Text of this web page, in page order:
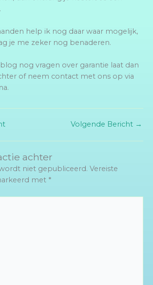
help ik nog daar waar mogelijk,
je me zeker nog benaderen.
nog vragen over garantie laat dan
of neem contact met ons op via
Volgende Bericht →
achter
niet gepubliceerd. Vereiste
met *